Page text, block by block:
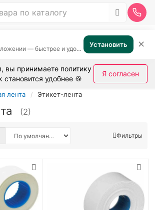
Откройте в приложении — быстрее и удобнее Установить ✕
вы принимаете политику
становится удобнее 🍪
Я согласен
лента Этикет-лента
(2)
Фильтры